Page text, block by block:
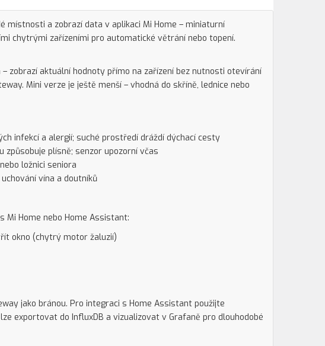
místnosti a zobrazí data v aplikaci Mi Home – miniaturní
chytrými zařízeními pro automatické větrání nebo topení.
zobrazí aktuální hodnoty přímo na zařízení bez nutnosti otevírání
Mini verze je ještě menší – vhodná do skříně, lednice nebo
infekcí a alergií; suché prostředí dráždí dýchací cesty
plísně; senzor upozorní včas
ložnici seniora
vína a doutníků
Mi Home nebo Home Assistant:
okno (chytrý motor žaluzií)
jako bránou. Pro integraci s Home Assistant použijte
exportovat do InfluxDB a vizualizovat v Grafaně pro dlouhodobé